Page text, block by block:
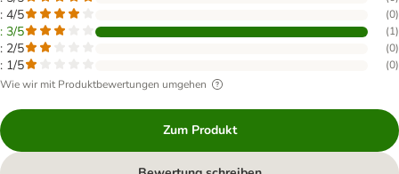
: 4/5 (0)
: 3/5 (1)
: 2/5 (0)
: 1/5 (0)
Wie wir mit Produktbewertungen umgehen
Zum Produkt